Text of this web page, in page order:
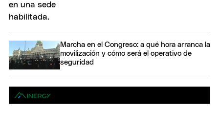
Marcha en el Congreso: a qué hora arranca la
movilización y cómo será el operativo de
seguridad